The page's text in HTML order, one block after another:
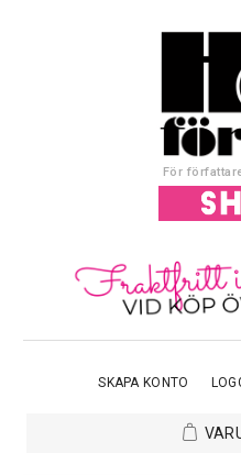
För
SKAPA KONTO